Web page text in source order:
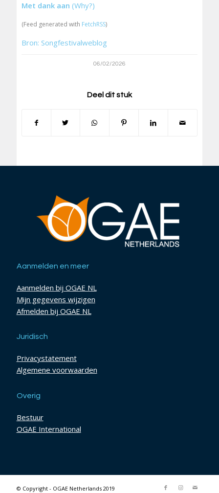
Met dank aan (Why?)
(Feed generated with FetchRSS)
Bron: Songfestivalweblog
06/02/2026
Deel dit stuk
Aanmelden en meer
Aanmelden bij OGAE NL
Mijn gegevens wijzigen
Afmelden bij OGAE NL
Juridisch
Privacystatement
Algemene voorwaarden
Overig
Bestuur
OGAE International
© Copyright - OGAE Netherlands 2019